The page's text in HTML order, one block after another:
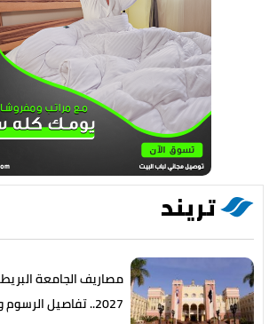
تريند
2027.. تفاصيل الرسوم والمنح الدراسية